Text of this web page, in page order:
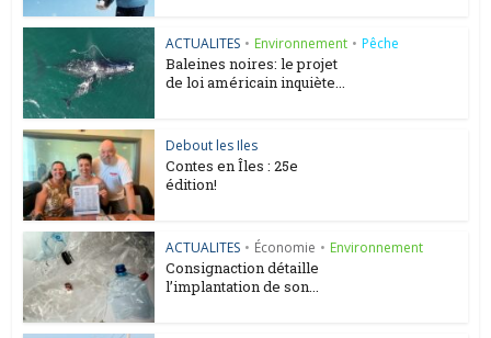
ACTUALITES • Environnement • Pêche
Baleines noires: le projet
de loi américain inquiète...
Debout les Iles
Contes en Îles : 25e
édition!
ACTUALITES • Économie • Environnement
Consignaction détaille
l’implantation de son...